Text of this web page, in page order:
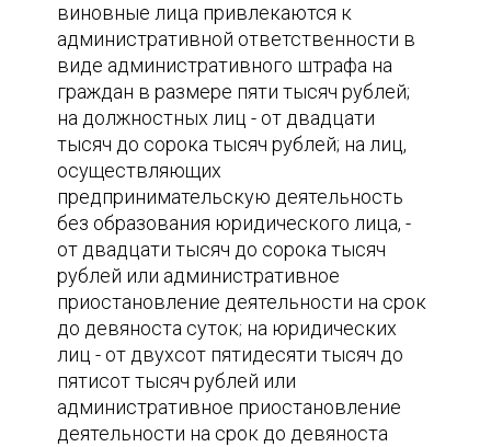
виновные лица привлекаются к
административной ответственности в
виде административного штрафа на
граждан в размере пяти тысяч рублей;
на должностных лиц - от двадцати
тысяч до сорока тысяч рублей; на лиц,
осуществляющих
предпринимательскую деятельность
без образования юридического лица, -
от двадцати тысяч до сорока тысяч
рублей или административное
приостановление деятельности на срок
до девяноста суток; на юридических
лиц - от двухсот пятидесяти тысяч до
пятисот тысяч рублей или
административное приостановление
деятельности на срок до девяноста